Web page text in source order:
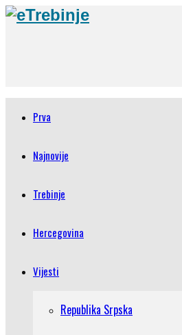
Prva
Najnovije
Trebinje
Hercegovina
Vijesti
Republika Srpska